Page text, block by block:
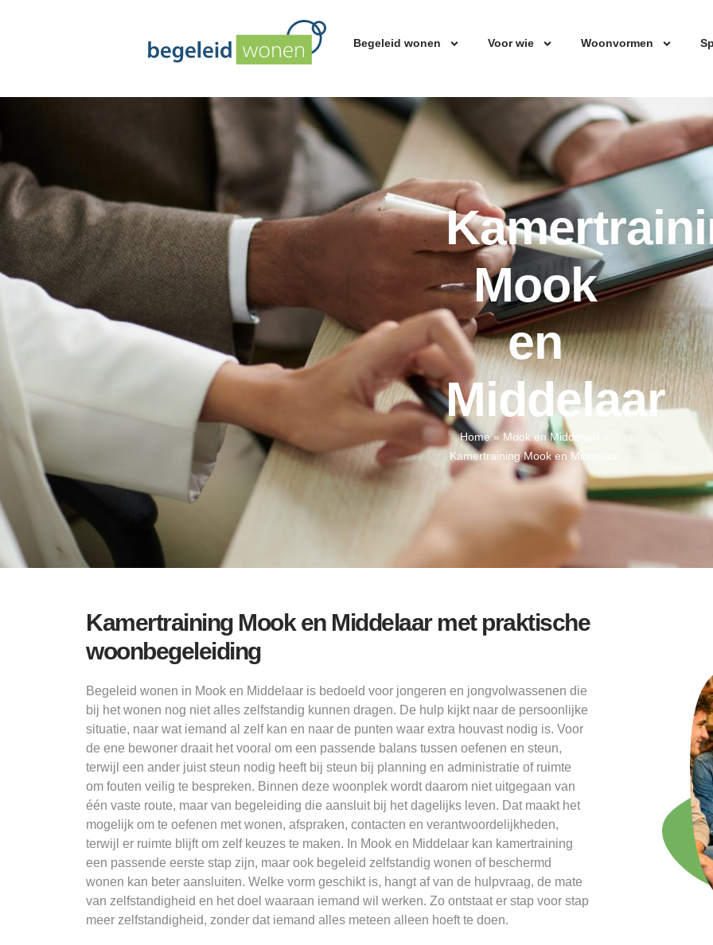
Begeleid wonen Voor wie Woonvormen
Mook
en
Middelaar
Home» Mook en Middelaar
Kamertraining Mook en Middelaar
Kamertraining Mook en Middelaar met praktische
woonbegeleiding
Begeleid wonen in Mook en Middelaar is bedoeld voor jongeren en jongvolwassenen die
bij het wonen nog niet alles zelfstandig kunnen dragen. De hulp kijkt naar de persoonlijke
situatie, naar wat iemand al zelf kan en naar de punten waar extra houvast nodig is. Voor
de ene bewoner draait het vooral om een passende balans tussen oefenen en steun,
terwijl een ander juist steun nodig heeft bij steun bij planning en administratie of ruimte
om fouten veilig te bespreken. Binnen deze woonplek wordt daarom niet uitgegaan van
één vaste route, maar van begeleiding die aansluit bij het dagelijks leven. Dat maakt het
mogelijk om te oefenen met wonen, afspraken, contacten en verantwoordelijkheden,
terwijl er ruimte blijft om zelf keuzes te maken. In Mook en Middelaar kan kamertraining
een passende eerste stap zijn, maar ook begeleid zelfstandig wonen of beschermd
wonen kan beter aansluiten. Welke vorm geschikt is, hangt af van de hulpvraag, de mate
van zelfstandigheid en het doel waaraan iemand wil werken. Zo ontstaat er stap voor stap
meer zelfstandigheid, zonder dat iemand alles meteen alleen hoeft te doen.